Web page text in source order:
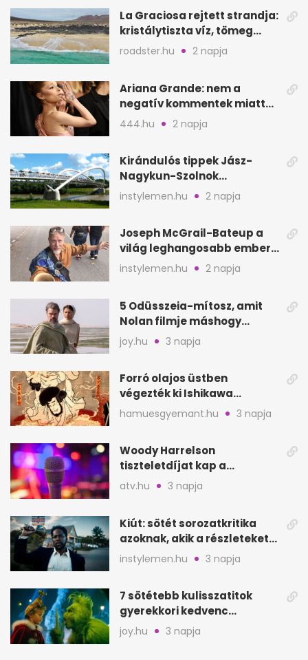
La Graciosa rejtett strandja:
kristálytiszta víz, tömeg
nélkül
roadster.hu 2 napja
Ariana Grande: nem a
negatív kommentek miatt
vonul vissza
444.hu 2 napja
Kirándulós tippek Jász-
Nagykun-Szolnok
megyében: 6 kihagyhatatlan
hely
instylemen.hu 2 napja
Joseph McGrail-Bateup a
világ leghangosabb embere
lett Ausztráliából
instylemen.hu 2 napja
5 Odüsszeia-mítosz, amit
Nolan filmje máshogy
mutat, mint Homérosz
joy.hu 3 napja
Forró olajos üstben
végezték ki Ishikawa
Goemont, Japán Robin
Hoodját
hamuesgyemant.hu 3 napja
Woody Harrelson
tiszteletdíjat kap a
Szarajevói Filmfesztiválon
atv.hu 3 napja
Kiút: sötét sorozatkritika
azoknak, akik a részleteket
keresik
instylemen.hu 3 napja
7 sötétebb kulisszatitok
gyerekkori kedvenc
filmjeinkről a Joy szerint
joy.hu 3 napja